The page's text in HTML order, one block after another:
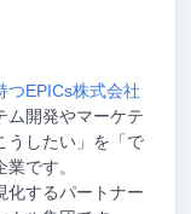
つEPICs株式会社
ム開発やマーケテ
うしたい」を「で
です。
化するパートナー